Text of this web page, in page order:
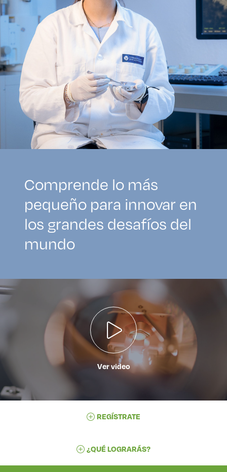
Sustentabilidad
Comprende lo más
pequeño para innovar en
los grandes desafíos del
mundo
Ver video
REGÍSTRATE
¿QUÉ LOGRARÁS?